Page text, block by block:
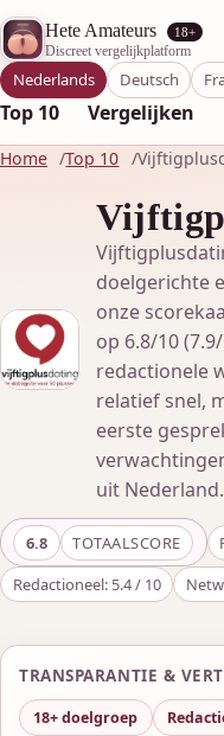
Hete Amateurs 18+
Discreet vergelijkplatform
Top 10 Vergelijken
Nederlands Deutsch
Home Top 10
doelgerichte
onze
op 6.8/10
redactionele
relatief snel,
eerste
uit Nederland.
6.8 TOTAALSCORE
Redactioneel: 5.4 / 10
TRANSPARANTIE &
18+ doelgroep